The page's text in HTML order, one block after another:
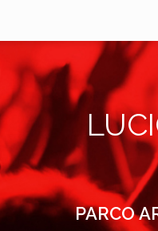
PARCO